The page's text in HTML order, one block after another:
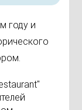
году и